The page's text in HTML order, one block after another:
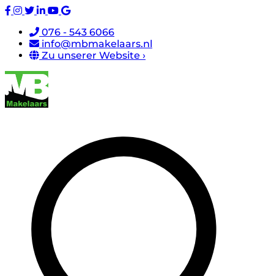
076 - 543 6066
info@mbmakelaars.nl
Zu unserer Website ›